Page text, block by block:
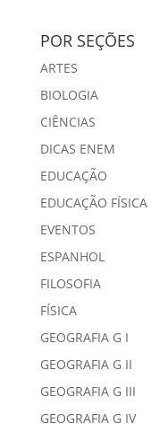
POR SEÇÕES
ARTES
BIOLOGIA
CIÊNCIAS
DICAS ENEM
EDUCAÇÃO
EDUCAÇÃO FÍSICA
EVENTOS
ESPANHOL
FILOSOFIA
FÍSICA
GEOGRAFIA G I
GEOGRAFIA G II
GEOGRAFIA G III
GEOGRAFIA G IV